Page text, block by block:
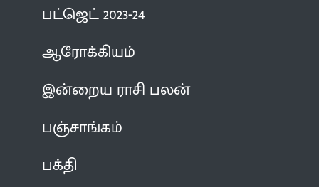
பட்ஜெட் 2023-24
ஆரோக்கியம்
இன்றைய ராசி பலன்
பஞ்சாங்கம்
பக்தி